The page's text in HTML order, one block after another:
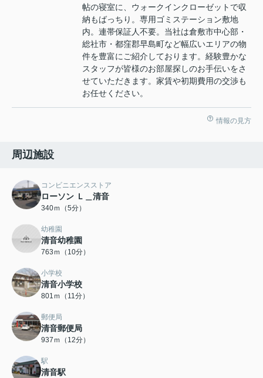
帖の寝室に、ウォークインクローゼットで収
納もばっちり。専用ゴミステーション敷地
内。連帯保証人不要。当社は倉敷市中心部・
総社市・都窪郡早島町など幅広いエリアの物
件を豊富にご紹介しております。経験豊かな
スタッフが皆様のお部屋探しのお手伝いをさ
せていただきます。家賃や初期費用の交渉も
お任せください。
情報の見方
周辺施設
コンビニエンスストア
ローソン Ｌ＿清音
340ｍ（5分）
幼稚園
清音幼稚園
763ｍ（10分）
小学校
清音小学校
801ｍ（11分）
郵便局
清音郵便局
937ｍ（12分）
駅
清音駅